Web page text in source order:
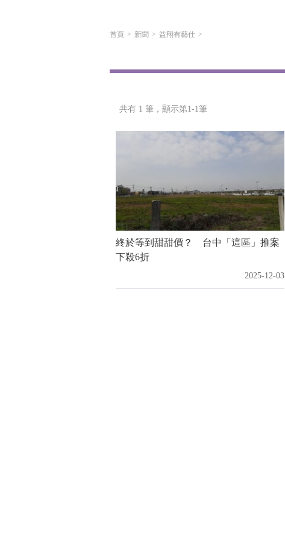
首頁 新聞 益翔有藝仕
共有 1 筆， 顯示第1-1筆
終於等到甜甜價？ 台中「這區」推案
下殺6折
2025-12-03